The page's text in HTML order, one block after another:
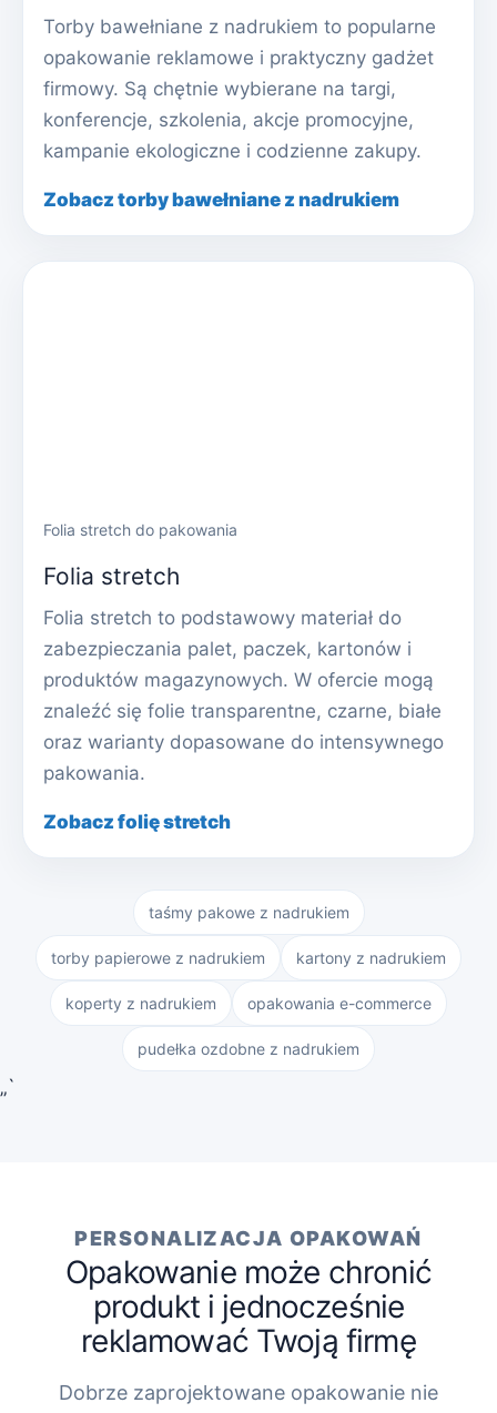
Torby bawełniane z nadrukiem to popularne
opakowanie reklamowe i praktyczny gadżet
firmowy. Są chętnie wybierane na targi,
konferencje, szkolenia, akcje promocyjne,
kampanie ekologiczne i codzienne zakupy.
Zobacz torby bawełniane z nadrukiem
Folia stretch do pakowania
Folia stretch
Folia stretch to podstawowy materiał do
zabezpieczania palet, paczek, kartonów i
produktów magazynowych. W ofercie mogą
znaleźć się folie transparentne, czarne, białe
oraz warianty dopasowane do intensywnego
pakowania.
Zobacz folię stretch
taśmy pakowe z nadrukiem
torby papierowe z nadrukiem kartony z nadrukiem
koperty z nadrukiem opakowania e-commerce
pudełka ozdobne z nadrukiem
„`
PERSONALIZACJA OPAKOWAŃ
Opakowanie może chronić
produkt i jednocześnie
reklamować Twoją firmę
Dobrze zaprojektowane opakowanie nie